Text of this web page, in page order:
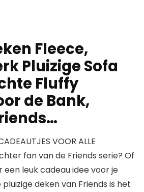
Fleece,
Pluizige Sofa
Fluffy
de Bank,
VOOR ALLE
fan van de Friends serie? Of
een leuk cadeau idee voor je
deken van Friends is het